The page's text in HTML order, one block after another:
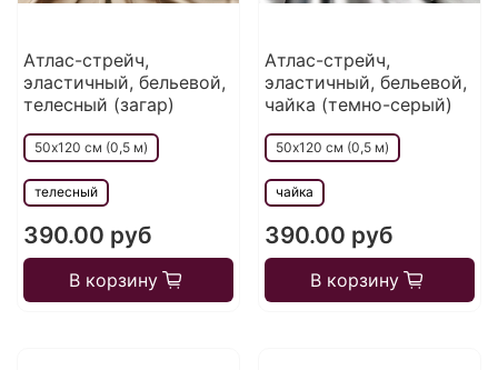
Атлас-стрейч,
эластичный, бельевой,
телесный (загар)
50х120 см (0,5 м)
телесный
390.00 руб
В корзину
Атлас-стрейч,
эластичный, бельевой,
чайка (темно-серый)
50х120 см (0,5 м)
чайка
390.00 руб
В корзину